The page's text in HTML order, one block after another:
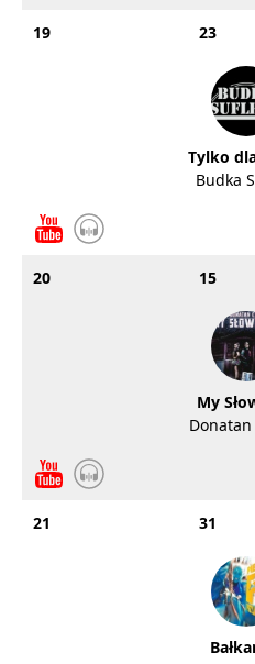
19 23
Tylko
Budka
20 15
My
21 31